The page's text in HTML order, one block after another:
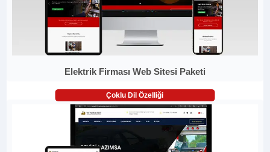
Elektrik Firması Web Sitesi Paketi
Çoklu Dil Özelliği